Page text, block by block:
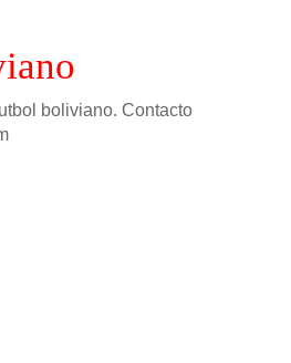
boliviano. Contacto